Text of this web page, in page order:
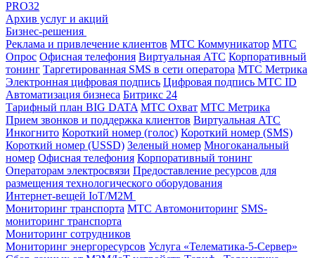
PRO32
Архив услуг и акций
Бизнес-решения
Реклама и привлечение клиентов МТС Коммуникатор МТС
Опрос Офисная телефония Виртуальная АТС Корпоративный
тонинг Таргетированная SMS в сети оператора МТС Метрика
Электронная цифровая подпись Цифровая подпись МТС ID
Автоматизация бизнеса Битрикс 24
Тарифный план BIG DATA МТС Охват МТС Метрика
Прием звонков и поддержка клиентов Виртуальная АТС
Инкогнито Короткий номер (голос) Короткий номер (SMS)
Короткий номер (USSD) Зеленый номер Многоканальный
номер Офисная телефония Корпоративный тонинг
Операторам электросвязи Предоставление ресурсов для
размещения технологического оборудования
Интернет-вещей IoT/M2M
Мониторинг транспорта МТС Автомониторинг SMS-
мониторинг транспорта
Мониторинг сотрудников
Мониторинг энергоресурсов Услуга «Телематика-5-Сервер»